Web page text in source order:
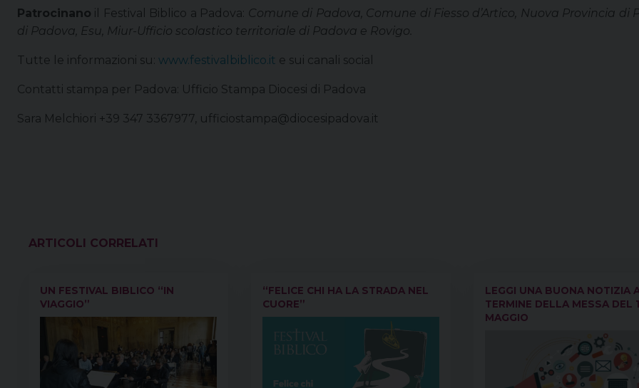
Patrocinano il Festival Biblico a Padova: Comune di Padova, Comune di Fiesso d’Artico, Nuova Provincia
di Padova, Esu, Miur-Ufficio scolastico territoriale di Padova e Rovigo.
Tutte le informazioni su: www.festivalbiblico.it e sui canali social
Contatti stampa per Padova: Ufficio Stampa Diocesi di Padova
Sara Melchiori +39 347 3367977, ufficiostampa@diocesipadova.it
UN FESTIVAL BIBLICO “IN
VIAGGIO”
“FELICE CHI HA LA STRADA NEL
CUORE”
LEGGI UNA BUONA NOTIZIA
TERMINE DELLA MESSA DEL
MAGGIO